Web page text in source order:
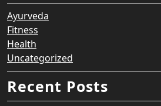
Ayurveda
Fitness
Health
Uncategorized
Recent Posts